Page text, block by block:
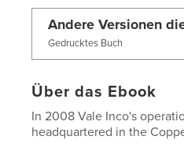
Andere Versionen
Gedrucktes Buch
Über das Ebook
In 2008 Vale Inco's
headquartered in the